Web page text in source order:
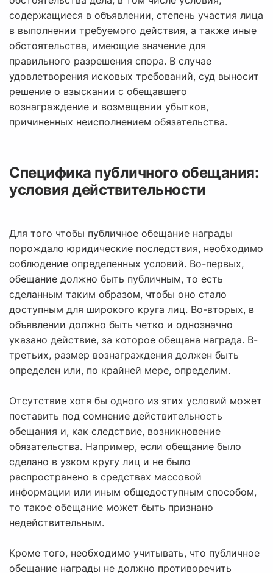
содержащиеся в объявлении, степень участия лица
в выполнении требуемого действия, а также иные
обстоятельства, имеющие значение для
правильного разрешения спора. В случае
удовлетворения исковых требований, суд выносит
решение о взыскании с обещавшего
вознаграждение и возмещении убытков,
причиненных неисполнением обязательства.
Специфика публичного обещания:
условия действительности
Для того чтобы публичное обещание награды
порождало юридические последствия, необходимо
соблюдение определенных условий. Во-первых,
обещание должно быть публичным, то есть
сделанным таким образом, чтобы оно стало
доступным для широкого круга лиц. Во-вторых, в
объявлении должно быть четко и однозначно
указано действие, за которое обещана награда. В-
третьих, размер вознаграждения должен быть
определен или, по крайней мере, определим.
Отсутствие хотя бы одного из этих условий может
поставить под сомнение действительность
обещания и, как следствие, возникновение
обязательства. Например, если обещание было
сделано в узком кругу лиц и не было
распространено в средствах массовой
информации или иным общедоступным способом,
то такое обещание может быть признано
недействительным.
Кроме того, необходимо учитывать, что публичное
обещание награды не должно противоречить